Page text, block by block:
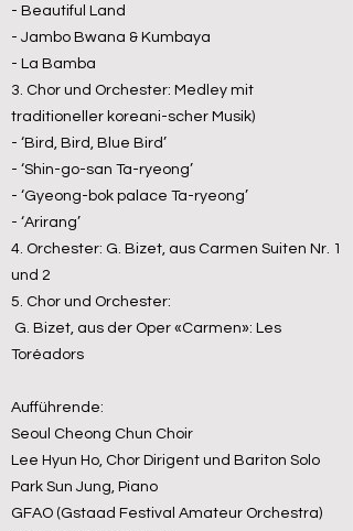
- Beautiful Land
- Jambo Bwana & Kumbaya
- La Bamba
3. Chor und Orchester: Medley mit
traditioneller koreani-scher Musik)
- ‘Bird, Bird, Blue Bird’
- ‘Shin-go-san Ta-ryeong’
- ‘Gyeong-bok palace Ta-ryeong’
- ‘Arirang’
4. Orchester: G. Bizet, aus Carmen Suiten Nr. 1
und 2
5. Chor und Orchester:
G. Bizet, aus der Oper «Carmen»: Les
Toréadors
Aufführende:
Seoul Cheong Chun Choir
Lee Hyun Ho, Chor Dirigent und Bariton Solo
Park Sun Jung, Piano
GFAO (Gstaad Festival Amateur Orchestra)